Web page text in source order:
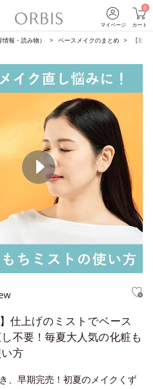
マイページ
0
カート
報・読み物） ベースメイクのまとめ 【動
】仕上げのミストでベース
不要！毎夏大人気の化粧も
方
、早期完売！初夏のメイクくず